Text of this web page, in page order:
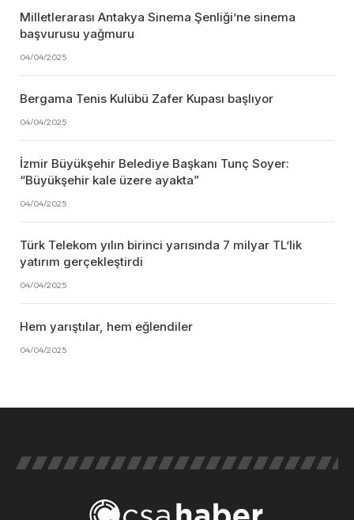
Milletlerarası Antakya Sinema Şenliği’ne sinema
başvurusu yağmuru
04/04/2025
Bergama Tenis Kulübü Zafer Kupası başlıyor
04/04/2025
İzmir Büyükşehir Belediye Başkanı Tunç Soyer:
“Büyükşehir kale üzere ayakta”
04/04/2025
Türk Telekom yılın birinci yarısında 7 milyar TL’lik
yatırım gerçekleştirdi
04/04/2025
Hem yarıştılar, hem eğlendiler
04/04/2025